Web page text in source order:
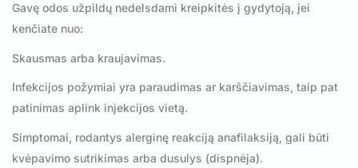
Gavę odos užpildų nedelsdami kreipkitės į gydytoją, jei
kenčiate nuo:
Skausmas arba kraujavimas.
Infekcijos požymiai yra paraudimas ar karščiavimas, taip pat
patinimas aplink injekcijos vietą.
Simptomai, rodantys alerginę reakciją anafilaksiją, gali būti
kvėpavimo sutrikimas arba dusulys (dispnėja).